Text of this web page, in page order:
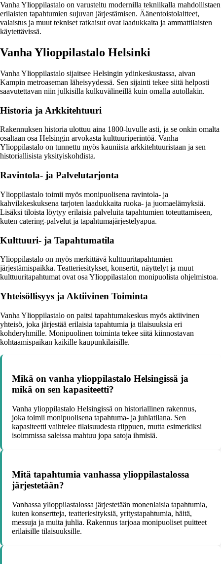
Vanha Ylioppilastalo on varusteltu modernilla tekniikalla mahdollistaen
erilaisten tapahtumien sujuvan järjestämisen. Äänentoistolaitteet,
valaistus ja muut tekniset ratkaisut ovat laadukkaita ja ammattilaisten
käytettävissä.
Vanha Ylioppilastalo Helsinki
Vanha Ylioppilastalo sijaitsee Helsingin ydinkeskustassa, aivan
Kampin metroaseman läheisyydessä. Sen sijainti tekee siitä helposti
saavutettavan niin julkisilla kulkuvälineillä kuin omalla autollakin.
Historia ja Arkkitehtuuri
Rakennuksen historia ulottuu aina 1800-luvulle asti, ja se onkin omalta
osaltaan osa Helsingin arvokasta kulttuuriperintöä. Vanha
Ylioppilastalo on tunnettu myös kauniista arkkitehtuuristaan ja sen
historiallisista yksityiskohdista.
Ravintola- ja Palvelutarjonta
Ylioppilastalo toimii myös monipuolisena ravintola- ja
kahvilakeskuksena tarjoten laadukkaita ruoka- ja juomaelämyksiä.
Lisäksi tiloista löytyy erilaisia palveluita tapahtumien toteuttamiseen,
kuten catering-palvelut ja tapahtumajärjestelyapua.
Kulttuuri- ja Tapahtumatila
Ylioppilastalo on myös merkittävä kulttuuritapahtumien
järjestämispaikka. Teatteriesitykset, konsertit, näyttelyt ja muut
kulttuuritapahtumat ovat osa Ylioppilastalon monipuolista ohjelmistoa.
Yhteisöllisyys ja Aktiivinen Toiminta
Vanha Ylioppilastalo on paitsi tapahtumakeskus myös aktiivinen
yhteisö, joka järjestää erilaisia tapahtumia ja tilaisuuksia eri
kohderyhmille. Monipuolinen toiminta tekee siitä kiinnostavan
kohtaamispaikan kaikille kaupunkilaisille.
Mikä on vanha ylioppilastalo Helsingissä ja
mikä on sen kapasiteetti?
Vanha ylioppilastalo Helsingissä on historiallinen rakennus,
joka toimii monipuolisena tapahtuma- ja juhlatilana. Sen
kapasiteetti vaihtelee tilaisuudesta riippuen, mutta esimerkiksi
isoimmissa saleissa mahtuu jopa satoja ihmisiä.
Mitä tapahtumia vanhassa ylioppilastalossa
järjestetään?
Vanhassa ylioppilastalossa järjestetään monenlaisia tapahtumia,
kuten konsertteja, teatteriesityksiä, yritystapahtumia, häitä,
messuja ja muita juhlia. Rakennus tarjoaa monipuoliset puitteet
erilaisille tilaisuuksille.